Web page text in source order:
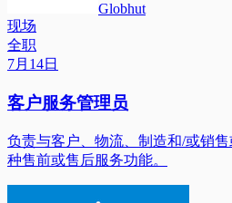
Globhut
现场
全职
7月14日
客户服务管理员
负责与客户、物流、制造和/或销
种售前或售后服务功能。